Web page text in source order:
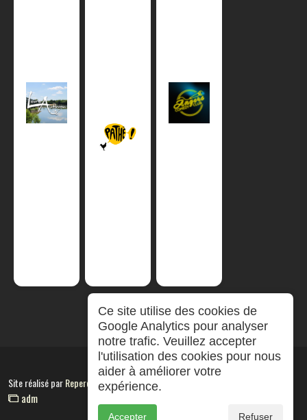
Site réalisé parRepereCom
adm
Ce site utilise des cookies de
Google Analytics pour analyser
notre trafic. Veuillez accepter
l'utilisation des cookies pour nous
aider à améliorer votre
expérience.
Accepter Refuser